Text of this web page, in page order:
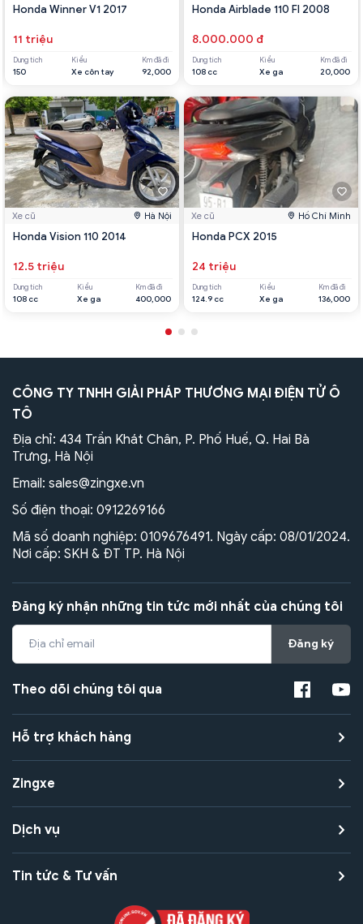
Honda Winner V1 2017
11 triệu
Dung tích
150
Kiểu
Xe côn tay
Km đã đi
92,000
Xe cũ Hà Nội
Honda Vision 110 2014
12.5 triệu
Dung tích
108 cc
Kiểu
Xe ga
Km đã đi
400,000
Honda Airblade 110 FI 2008
8.000.000 đ
Dung tích
108 cc
Kiểu
Xe ga
Km đã đi
20,000
Xe cũ Hồ Chí Minh
Honda PCX 2015
24 triệu
Dung tích
124.9 cc
Kiểu
Xe ga
Km đã đi
136,000
CÔNG TY TNHH GIẢI PHÁP THƯƠNG MẠI ĐIỆN TỬ Ô
TÔ
Địa chỉ: 434 Trần Khát Chân, P. Phố Huế, Q. Hai Bà
Trưng, Hà Nội
Email: sales@zingxe.vn
Số điện thoại: 0912269166
Mã số doanh nghiệp: 0109676491. Ngày cấp: 08/01/2024.
Nơi cấp: SKH & ĐT TP. Hà Nội
Đăng ký nhận những tin tức mới nhất của chúng tôi
Đăng ký
Theo dõi chúng tôi qua
Hỗ trợ khách hàng
Zingxe
Dịch vụ
Tin tức & Tư vấn